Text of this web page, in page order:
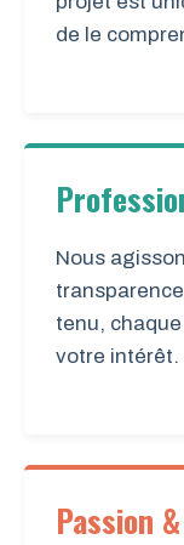
de le
Nous
tenu,
votre intérêt.
Passion